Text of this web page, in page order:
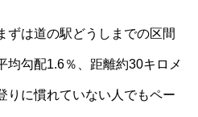
ずは道の駅どうしまでの区間
均勾配1.6％、距離約30キロメ
りに慣れていない人でもペー